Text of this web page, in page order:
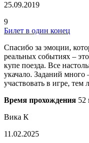
25.09.2019
9
Билет в один конец
Спасибо за эмоции,
реальных событиях –
купе поезда. Все
укачало. Заданий много
участвовать в игре, тем
Время прохождения 52
Вика К
11.02.2025